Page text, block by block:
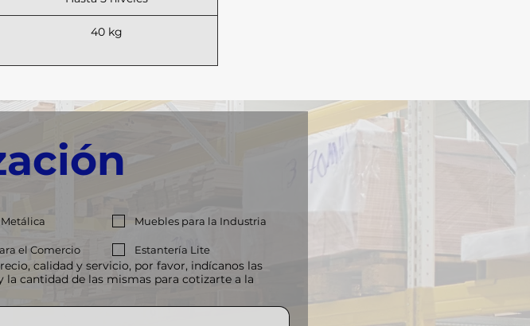
40 kg
Muebles para la Industria
el Comercio Estantería Lite
cantidad de las mismas para cotizarte a la